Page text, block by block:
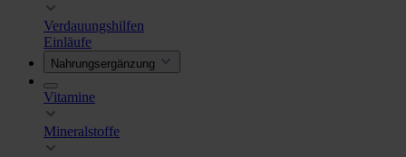
Verdauungshilfen
Einläufe
Nahrungsergänzung
Vitamine
Mineralstoffe